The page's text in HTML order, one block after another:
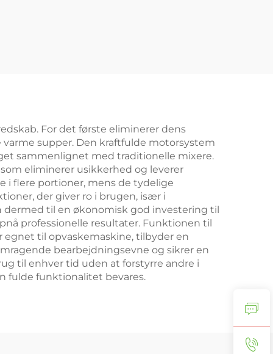
For det første eliminerer dens
supper. Den kraftfulde motorsystem
sammenlignet med traditionelle mixere.
eliminerer usikkerhed og leverer
i flere portioner, mens de tydelige
der giver ro i brugen, især i
til en økonomisk god investering til
professionelle resultater. Funktionen til
til opvaskemaskine, tilbyder en
bearbejdningsevne og sikrer en
til enhver tid uden at forstyrre andre i
fulde funktionalitet bevares.